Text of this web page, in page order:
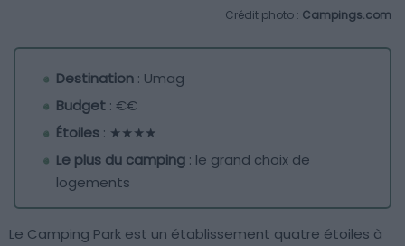
Crédit photo : Campings.com
Destination : Umag
Budget : €€
Étoiles : ★★★★
Le plus du camping : le grand choix de
logements
Le Camping Park est un établissement quatre étoiles à